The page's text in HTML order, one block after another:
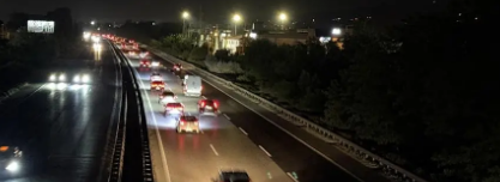
Ordu
Rize
Sakarya